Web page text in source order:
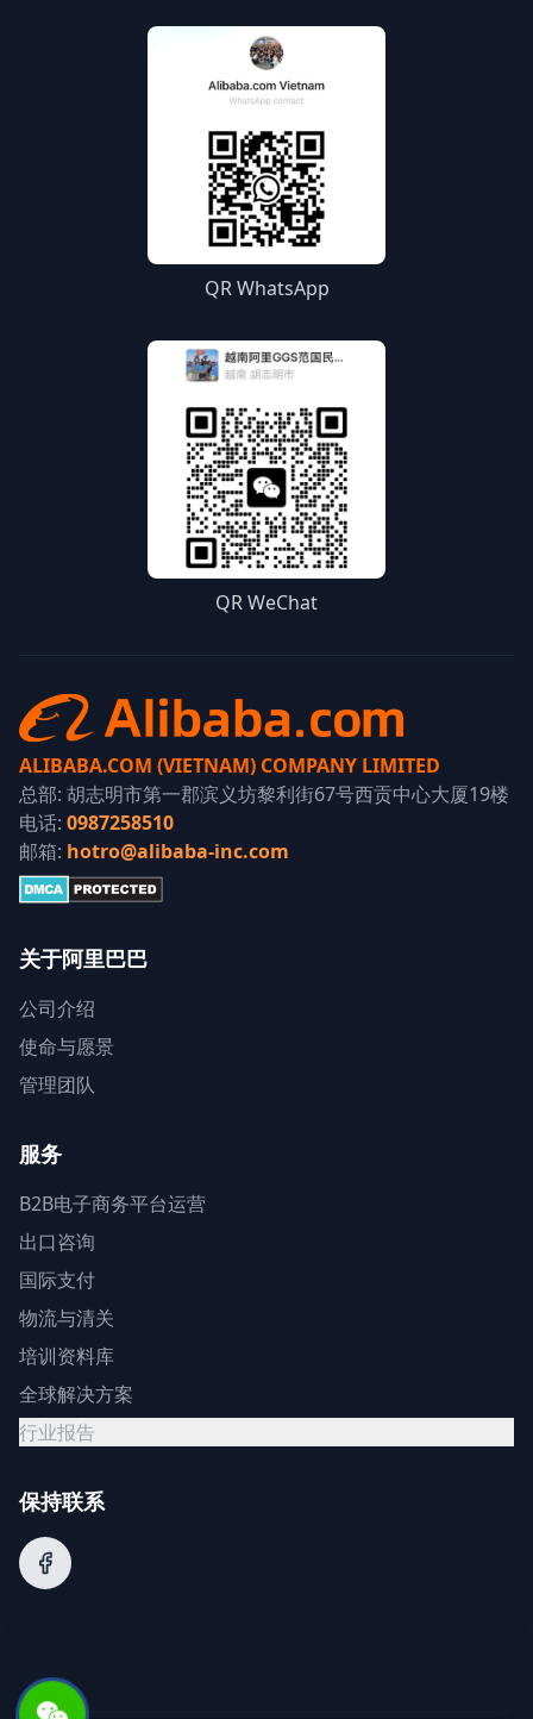
QR WhatsApp
QR WeChat
ALIBABA.COM (VIETNAM) COMPANY LIMITED
总部: 胡志明市第一郡滨义坊黎利街67号西贡中心大厦19楼
电话: 0987258510
邮箱: hotro@alibaba-inc.com
关于阿里巴巴
公司介绍
使命与愿景
管理团队
服务
B2B电子商务平台运营
出口咨询
国际支付
物流与清关
培训资料库
全球解决方案
行业报告
保持联系